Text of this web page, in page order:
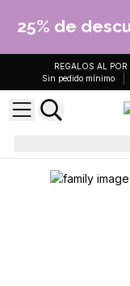
25% de
REGALOS AL
Sin pedido mínimo